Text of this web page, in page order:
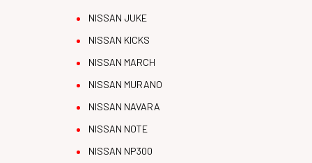
NISSAN JUKE
NISSAN KICKS
NISSAN MARCH
NISSAN MURANO
NISSAN NAVARA
NISSAN NOTE
NISSAN NP300